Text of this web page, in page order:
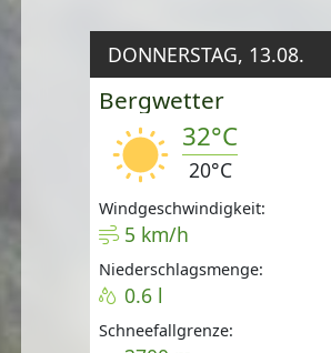
DONNERSTAG, 13.08.
Bergwetter
32°C
20°C
Windgeschwindigkeit:
5 km/h
Niederschlagsmenge:
0.6 l
Schneefallgrenze: